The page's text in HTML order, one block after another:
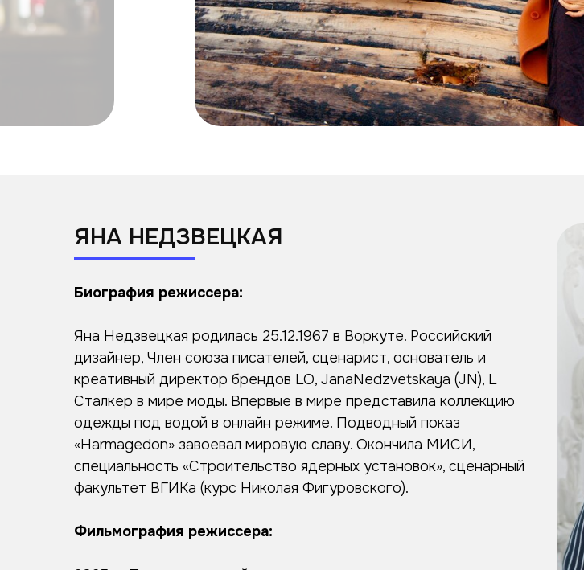
ЯНА НЕДЗВЕЦКАЯ
Биография режиссера:
Яна Недзвецкая родилась 25.12.1967 в Воркуте. Российский
дизайнер, Член союза писателей, сценарист, основатель и
креативный директор брендов LO, JanaNedzvetskaya (JN), L
Сталкер в мире моды. Впервые в мире представила коллекцию
одежды под водой в онлайн режиме. Подводный показ
«Harmagedon» завоевал мировую славу. Окончила МИСИ,
специальность «Строительство ядерных установок», сценарный
факультет ВГИКа (курс Николая Фигуровского).
Фильмография режиссера: